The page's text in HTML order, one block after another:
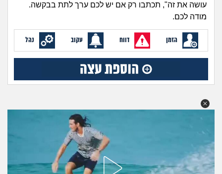
לימודים וסטודנטים
עבודה וקריירה
בית, שכנים ושותפים
מה שעובר עליי
שומרים על הגוף
עושה את זה", תכתבו רק אם יש לכם ערך לתת בבקשה.
מודה לכם.
הזמן דווח עקוב נהל